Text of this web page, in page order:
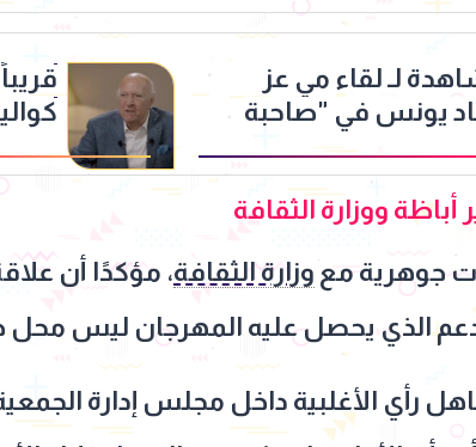
لـ لقاء مي عز
يونس في "صاحبة
أباظة ووزارة الثقافة
جوهرية مع وزارة الثقافة، مؤكدًا أن
الذي يحصل عليه المهرجان ليس محل
رأي الأغلبية داخل مجلس إدارة